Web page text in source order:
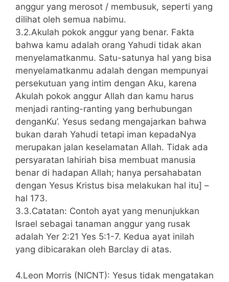
anggur yang merosot / membusuk, seperti yang
dilihat oleh semua nabimu.
3.2.Akulah pokok anggur yang benar. Fakta
bahwa kamu adalah orang Yahudi tidak akan
menyelamatkanmu. Satu-satunya hal yang bisa
menyelamatkanmu adalah dengan mempunyai
persekutuan yang intim dengan Aku, karena
Akulah pokok anggur Allah dan kamu harus
menjadi ranting-ranting yang berhubungan
denganKu’. Yesus sedang mengajarkan bahwa
bukan darah Yahudi tetapi iman kepadaNya
merupakan jalan keselamatan Allah. Tidak ada
persyaratan lahiriah bisa membuat manusia
benar di hadapan Allah; hanya persahabatan
dengan Yesus Kristus bisa melakukan hal itu] –
hal 173.
3.3.Catatan: Contoh ayat yang menunjukkan
Israel sebagai tanaman anggur yang rusak
adalah Yer 2:21 Yes 5:1-7. Kedua ayat inilah
yang dibicarakan oleh Barclay di atas.
4.Leon Morris (NICNT): Yesus tidak mengatakan